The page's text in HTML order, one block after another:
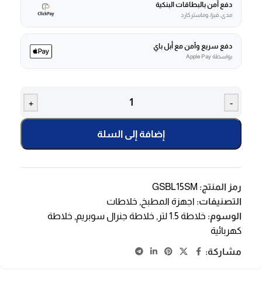
دفع آمن بالبطاقات البنكية
مدى، فيزا، وماستركارد
دفع سريع وآمن مع أبل باي
بواسطة Apple Pay
-
+
إضافة إلى السلة
رمز المنتج: GSBL15SM
التصنيفات: اجهزة المطبخ , خلاطات
الوسوم: خلاطة 1.5 لتر , خلاطة جنرال سوبريم, خلاطة
كهربائية
مشاركة: